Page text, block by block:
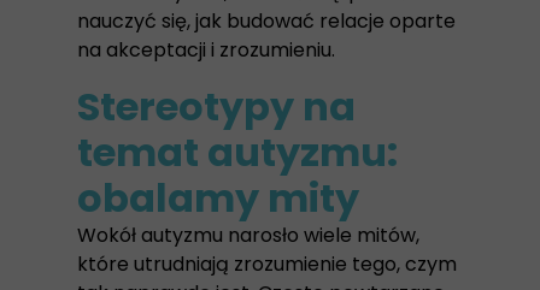
nauczyć się, jak budować relacje oparte
na akceptacji i zrozumieniu.
Stereotypy na
temat autyzmu:
obalamy mity
Wokół autyzmu narosło wiele mitów,
które utrudniają zrozumienie tego, czym